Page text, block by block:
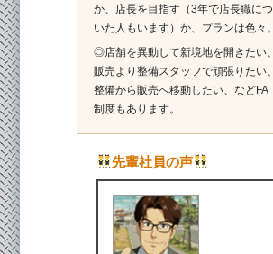
か、店長を目指す（3年で店長職につ
いた人もいます）か、プランは色々。
◎店舗を異動して新境地を開きたい、
販売より整備スタッフで頑張りたい、
整備から販売へ移動したい、などFA
制度もあります。
先輩社員の声